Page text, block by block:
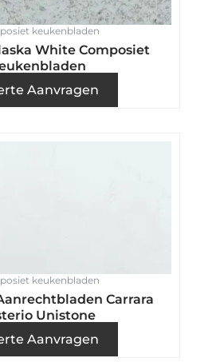
keukenbladen
White Composiet
Aanvragen
keukenbladen
Carrara
Unistone
Aanvragen